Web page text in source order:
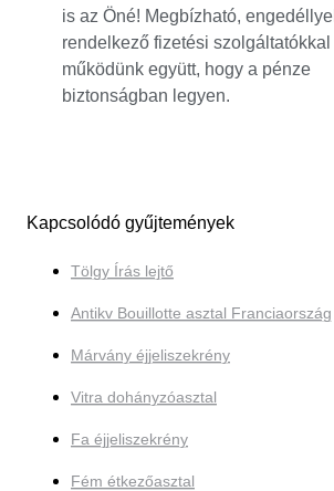
is az Öné! Megbízható, engedéllyel
rendelkező fizetési szolgáltatókkal
működünk együtt, hogy a pénze
biztonságban legyen.
Kapcsolódó gyűjtemények
Tölgy Írás lejtő
Antikv Bouillotte asztal Franciaország
Márvány éjjeliszekrény
Vitra dohányzóasztal
Fa éjjeliszekrény
Fém étkezőasztal